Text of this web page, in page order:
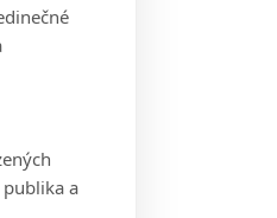
a